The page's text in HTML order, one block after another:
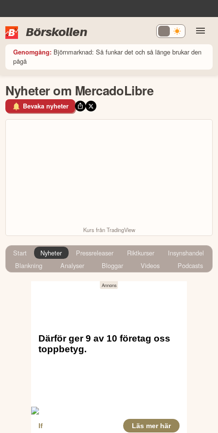
Börskollen
Genomgång: Björnmarknad: Så funkar det och så länge brukar den
pågå
Nyheter om MercadoLibre
Bevaka nyheter
Kurs från TradingView
Start Nyheter Pressreleaser Riktkurser
Insynshandel
Blankning
Analyser Bloggar Videos Podcasts